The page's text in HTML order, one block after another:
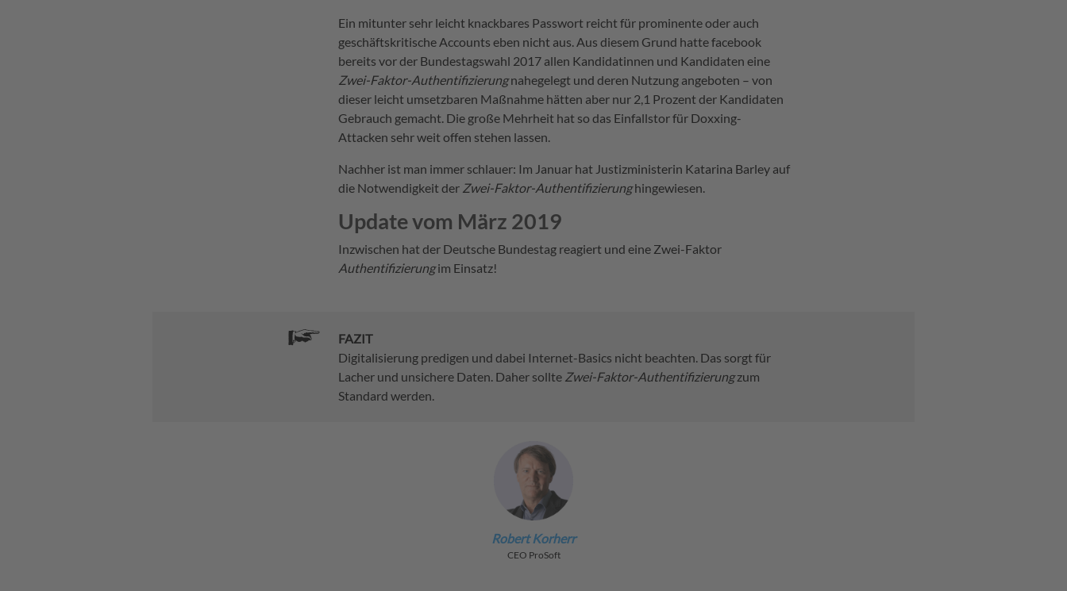
Ein mitunter sehr leicht knackbares Passwort reicht für prominente oder auch
geschäftskritische Accounts eben nicht aus. Aus diesem Grund hatte facebook
bereits vor der Bundestagswahl 2017 allen Kandidatinnen und Kandidaten eine
Zwei-Faktor-Authentifizierungnahegelegt und deren Nutzung angeboten – von
dieser leicht umsetzbaren Maßnahme hätten aber nur 2,1 Prozent der Kandidaten
Gebrauch gemacht. Die große Mehrheit hat so das Einfallstor für Doxxing-
Attacken sehr weit offen stehen lassen.
Nachher ist man immer schlauer: Im Januar hat Justizministerin Katarina Barley auf
die Notwendigkeit der Zwei-Faktor-Authentifizierunghingewiesen.
Update vom März 2019
Inzwischen hat der Deutsche Bundestag reagiert und eine Zwei-Faktor
Authentifizierungim Einsatz!
FAZIT
Digitalisierung predigen und dabei Internet-Basics nicht beachten. Das sorgt für
Lacher und unsichere Daten. Daher sollte Zwei-Faktor-Authentifizierungzum
Standard werden.
Robert Korherr
CEO ProSoft